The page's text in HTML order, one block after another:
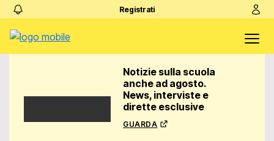
Registrati
Notizie sulla scuola
anche ad agosto.
News, interviste e
dirette esclusive
guarda